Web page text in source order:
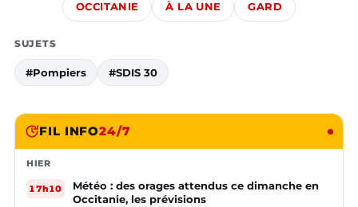
OCCITANIE À LA UNE GARD
SUJETS
#Pompiers #SDIS 30
FIL INFO24/7
HIER
17h10
Météo : des orages attendus ce dimanche en
Occitanie, les prévisions